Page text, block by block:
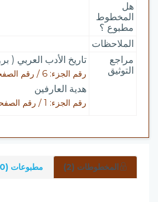
هل
المخطوط
مطبوع ؟
الملاحظات
مراجع
التوثيق
تاريخ الأدب العربي (
رقم الجزء: 6 / رقم الصفحة: 347
هدية العارفين
رقم الجزء: 1 / رقم الصفحة: 721
المخطوطات (2) مطبوعات (0)